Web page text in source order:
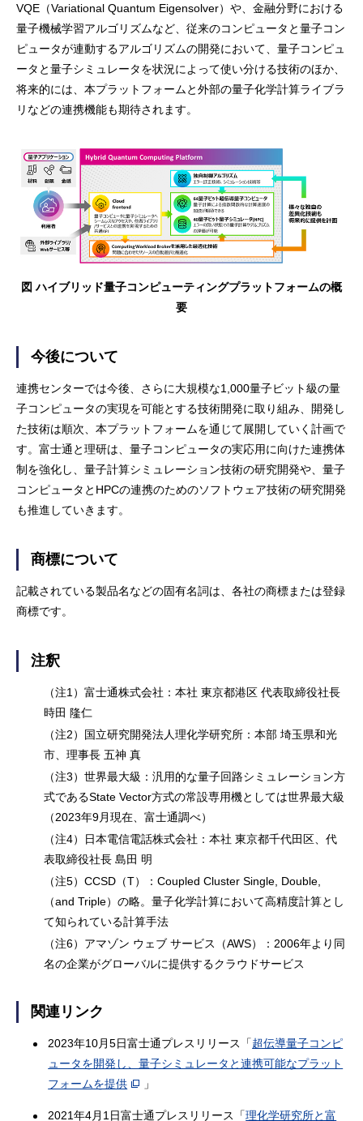
VQE（Variational Quantum Eigensolver）や、金融分野における
量子機械学習アルゴリズムなど、従来のコンピュータと量子コン
ピュータが連動するアルゴリズムの開発において、量子コンピュ
ータと量子シミュレータを状況によって使い分ける技術のほか、
将来的には、本プラットフォームと外部の量子化学計算ライブラ
リなどの連携機能も期待されます。
図 ハイブリッド量子コンピューティングプラットフォームの概
要
今後について
連携センターでは今後、さらに大規模な1,000量子ビット級の量
子コンピュータの実現を可能とする技術開発に取り組み、開発し
た技術は順次、本プラットフォームを通じて展開していく計画で
す。富士通と理研は、量子コンピュータの実応用に向けた連携体
制を強化し、量子計算シミュレーション技術の研究開発や、量子
コンピュータとHPCの連携のためのソフトウェア技術の研究開発
も推進していきます。
商標について
記載されている製品名などの固有名詞は、各社の商標または登録
商標です。
注釈
（注1）富士通株式会社：本社 東京都港区 代表取締役社長
時田 隆仁
（注2）国立研究開発法人理化学研究所：本部 埼玉県和光
市、理事長 五神 真
（注3）世界最大級：汎用的な量子回路シミュレーション方
式であるState Vector方式の常設専用機としては世界最大級
（2023年9月現在、富士通調べ）
（注4）日本電信電話株式会社：本社 東京都千代田区、代
表取締役社長 島田 明
（注5）CCSD（T）：Coupled Cluster Single, Double,
（and Triple）の略。量子化学計算において高精度計算とし
て知られている計算手法
（注6）アマゾン ウェブ サービス（AWS）：2006年より同
名の企業がグローバルに提供するクラウドサービス
関連リンク
2023年10月5日富士通プレスリリース「超伝導量子コンピ
ュータを開発し、量子シミュレータと連携可能なプラット
フォームを提供
」
2021年4月1日富士通プレスリリース「理化学研究所と富